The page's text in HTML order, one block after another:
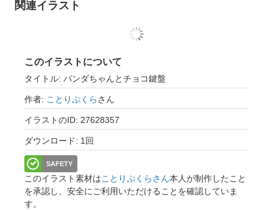
関連イラスト
このイラストについて
タイトル: パンダちゃんとチョコ鍵盤
作者: ことりぷくらさん
イラストのID: 27628357
ダウンロード: 1回
SAFETY
このイラスト素材はことりぷくらさん本人が制作したこと
を承認し、安全にご利用いただけることを確認していま
す。